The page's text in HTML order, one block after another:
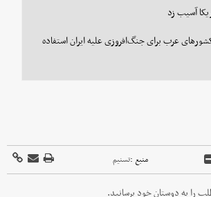
عرب برای جنگ‌افروزی علیه ایران استفاده
منبع :تسنیم
را به دوستان خود برسانید.